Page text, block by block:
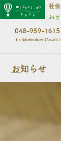
社
み
048-959-1615
f-midorinokaze@asahi-
​お知らせ